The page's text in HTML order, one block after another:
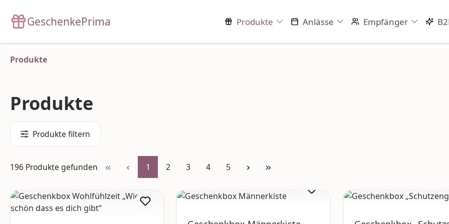
GeschenkePrima Produkte Anlässe Empfänger
Produkte
Produkte
Produkte filtern
196 Produkte gefunden Seite
1 Seite
2 Seite
3 Seite
4 Seite
5